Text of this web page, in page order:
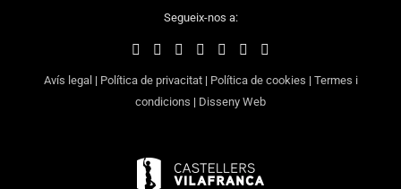
Segueix-nos a:
Avís legal| Política de privacitat| Política de cookies | Termes i
condicions | Disseny Web